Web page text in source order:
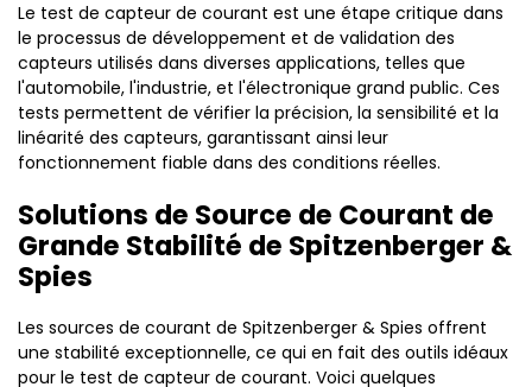
Le test de capteur de courant est une étape critique dans
le processus de développement et de validation des
capteurs utilisés dans diverses applications, telles que
l'automobile, l'industrie, et l'électronique grand public. Ces
tests permettent de vérifier la précision, la sensibilité et la
linéarité des capteurs, garantissant ainsi leur
fonctionnement fiable dans des conditions réelles.
Solutions de Source de Courant de
Grande Stabilité de Spitzenberger &
Spies
Les sources de courant de Spitzenberger & Spies offrent
une stabilité exceptionnelle, ce qui en fait des outils idéaux
pour le test de capteur de courant. Voici quelques